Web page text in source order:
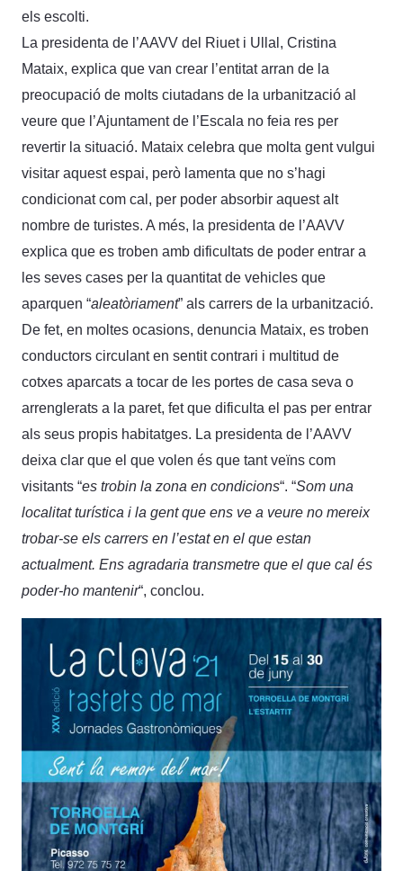
els escolti.
La presidenta de l’AAVV del Riuet i Ullal, Cristina
Mataix, explica que van crear l’entitat arran de la
preocupació de molts ciutadans de la urbanització al
veure que l’Ajuntament de l’Escala no feia res per
revertir la situació. Mataix celebra que molta gent vulgui
visitar aquest espai, però lamenta que no s’hagi
condicionat com cal, per poder absorbir aquest alt
nombre de turistes. A més, la presidenta de l’AAVV
explica que es troben amb dificultats de poder entrar a
les seves cases per la quantitat de vehicles que
aparquen “aleatòriament” als carrers de la urbanització.
De fet, en moltes ocasions, denuncia Mataix, es troben
conductors circulant en sentit contrari i multitud de
cotxes aparcats a tocar de les portes de casa seva o
arrenglerats a la paret, fet que dificulta el pas per entrar
als seus propis habitatges. La presidenta de l’AAVV
deixa clar que el que volen és que tant veïns com
visitants “es trobin la zona en condicions“. “Som una
localitat turística i la gent que ens ve a veure no mereix
trobar-se els carrers en l’estat en el que estan
actualment. Ens agradaria transmetre que el que cal és
poder-ho mantenir“, conclou.